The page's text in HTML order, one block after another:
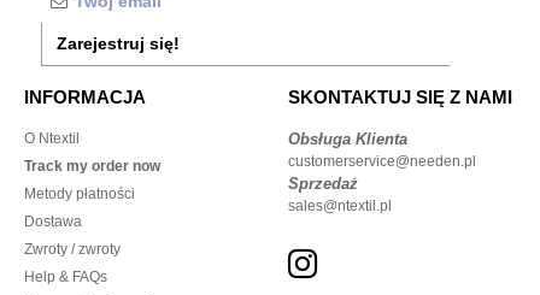
Zarejestruj się!
INFORMACJA
O Ntextil
Track my order now
Metody płatności
Dostawa
Zwroty / zwroty
Help & FAQs
SKONTAKTUJ SIĘ Z NAMI
Obsługa Klienta
customerservice@needen.pl
Sprzedaż
sales@ntextil.pl